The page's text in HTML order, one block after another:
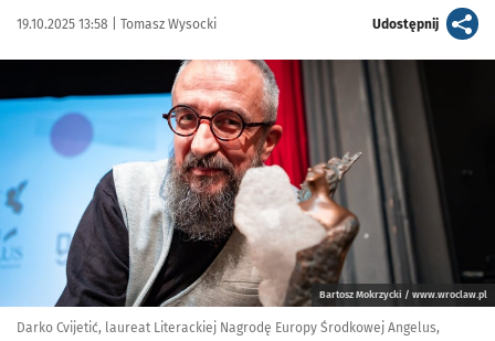
Data publikacji:
19.10.2025 13:58 | Autor:
Tomasz Wysocki Udostępnijartykuł
Kliknij, aby powiększyć
Bartosz Mokrzycki / www.wroclaw.pl
Darko Cvijetić, laureat Literackiej Nagrodę Europy Środkowej Angelus,